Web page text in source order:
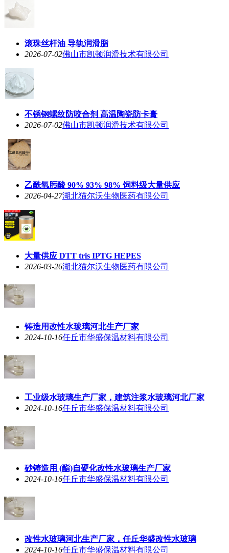
滚珠丝杆油 导轨润滑脂
2026-07-02佛山市凯顿润滑技术有限公司
不锈钢螺纹防咬合剂 高温陶瓷防卡膏
2026-07-02佛山市凯顿润滑技术有限公司
乙酰氧肟酸 90% 93% 98% 饲料级大量供应
2026-04-27湖北猫尔沃生物医药有限公司
大量供应 DTT tris IPTG HEPES
2026-03-26湖北猫尔沃生物医药有限公司
铸造用改性水玻璃河北生产厂家
2024-10-16任丘市华盛保温材料有限公司
工业级水玻璃生产厂家，建筑注浆水玻璃河北厂家
2024-10-16任丘市华盛保温材料有限公司
砂铸造用 (酯)自硬化改性水玻璃生产厂家
2024-10-16任丘市华盛保温材料有限公司
改性水玻璃河北生产厂家，任丘华盛改性水玻璃
2024-10-16任丘市华盛保温材料有限公司